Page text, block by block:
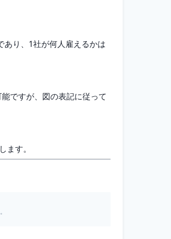
あり、1社が何人雇えるかは
ですが、図の表記に従って
す。